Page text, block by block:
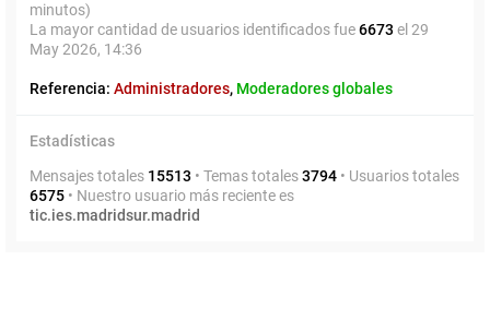
minutos)
La mayor cantidad de usuarios identificados fue6673 el 29
May 2026, 14:36
Referencia: Administradores, Moderadores globales
Estadísticas
Mensajes totales 15513 • Temas totales3794 • Usuarios totales
6575 • Nuestro usuario más reciente es
tic.ies.madridsur.madrid